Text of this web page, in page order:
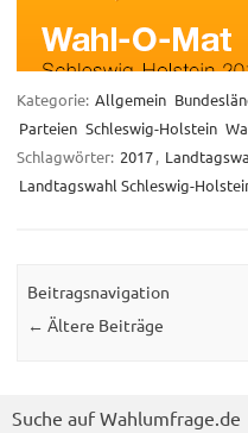
Kategorie: Allgemein
Parteien Schleswig-Holstein
Schlagwörter: 2017,
Landtagswahl Schleswig-
Beitragsnavigation
← Ältere Beiträge
Suche auf Wahlumfrage.de